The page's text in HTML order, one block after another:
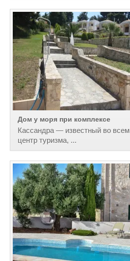
Дом у моря при комплексе
Кассандра — известный во
центр туризма, ...